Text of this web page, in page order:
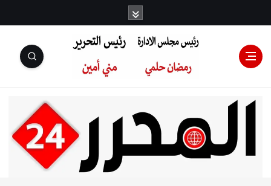
رئيس مجلس
الإدارة: رمضان